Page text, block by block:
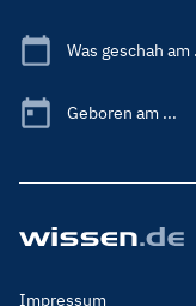
Was geschah am
Geboren am ...
Footer
Impressum